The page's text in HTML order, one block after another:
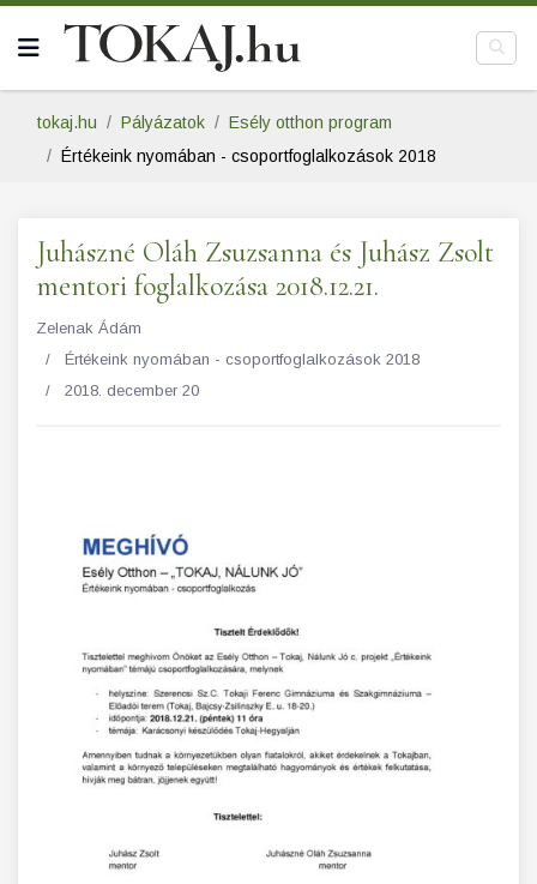
tokaj.hu Pályázatok
Esély otthon program
Értékeink nyomában - csoportfoglalkozások 2018
Juhászné Oláh Zsuzsanna és Juhász Zsolt
mentori foglalkozása 2018.12.21.
Zelenak Ádám
Értékeink nyomában - csoportfoglalkozások 2018
2018. december 20